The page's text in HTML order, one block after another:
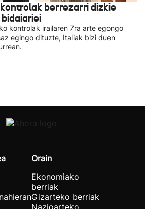
berrezarri dizkie
kontrolak irailaren 7ra arte egongo
egingo dituzte, Italiak bizi duen
Orain
Ekonomiako
berriak
Gizarteko berriak
Nazioarteko